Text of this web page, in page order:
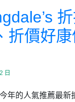
折
折價好
日
年的人氣推薦最新